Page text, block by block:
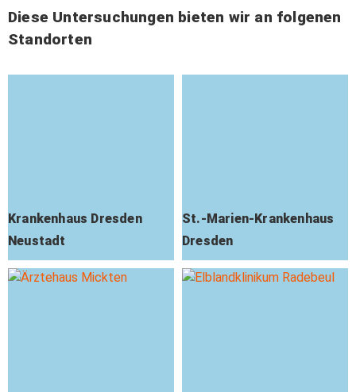
Diese Untersuchungen bieten wir an folgenen
Standorten
Krankenhaus Dresden
Neustadt
St.-Marien-Krankenhaus
Dresden